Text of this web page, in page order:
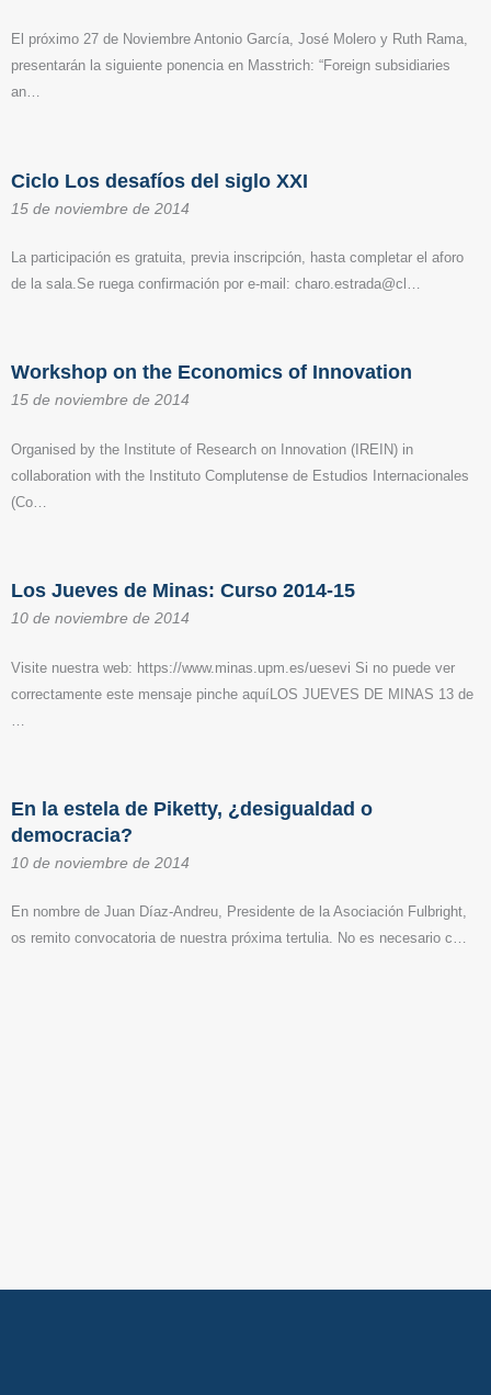
El próximo 27 de Noviembre Antonio García, José Molero y Ruth Rama,
presentarán la siguiente ponencia en Masstrich: “Foreign subsidiaries
an…
Ciclo Los desafíos del siglo XXI
15 de noviembre de 2014
La participación es gratuita, previa inscripción, hasta completar el aforo
de la sala.Se ruega confirmación por e-mail: charo.estrada@cl…
Workshop on the Economics of Innovation
15 de noviembre de 2014
Organised by the Institute of Research on Innovation (IREIN) in
collaboration with the Instituto Complutense de Estudios Internacionales
(Co…
Los Jueves de Minas: Curso 2014-15
10 de noviembre de 2014
Visite nuestra web: https://www.minas.upm.es/uesevi Si no puede ver
correctamente este mensaje pinche aquíLOS JUEVES DE MINAS 13 de
En la estela de Piketty, ¿desigualdad o
democracia?
10 de noviembre de 2014
En nombre de Juan Díaz-Andreu, Presidente de la Asociación Fulbright,
os remito convocatoria de nuestra próxima tertulia. No es necesario c…